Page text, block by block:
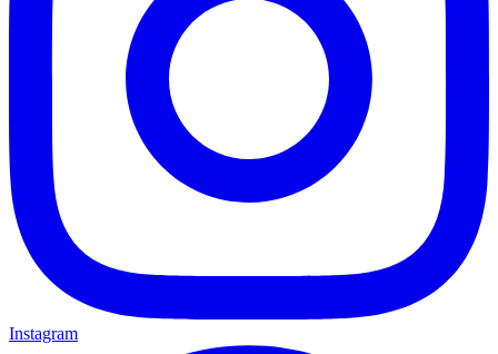
Instagram